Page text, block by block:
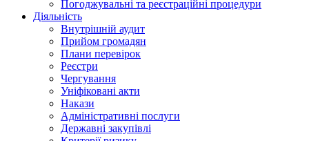
Погоджувальні та реєстраційні процедури
Діяльність
Внутрішній аудит
Прийом громадян
Плани перевірок
Реєстри
Чергування
Уніфіковані акти
Накази
Адміністративні послуги
Державні закупівлі